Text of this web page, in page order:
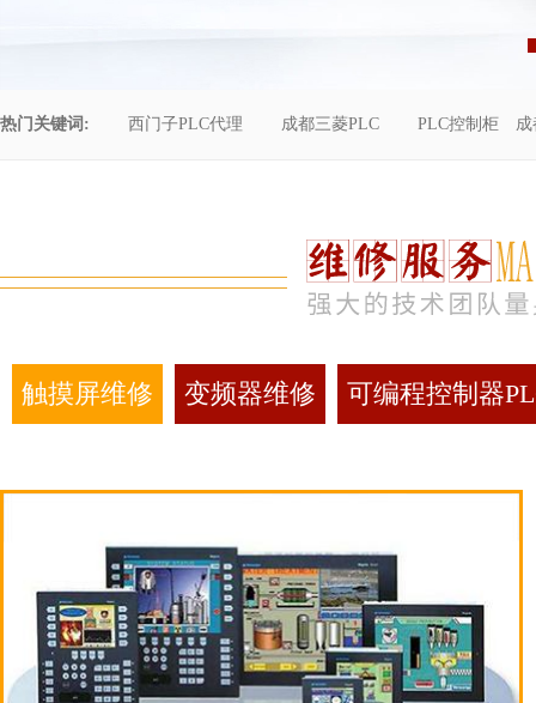
热门关键词: 西门子PLC代理 成都三菱PLC PLC控制柜
触摸屏维修 变频器维修 可编程控制器